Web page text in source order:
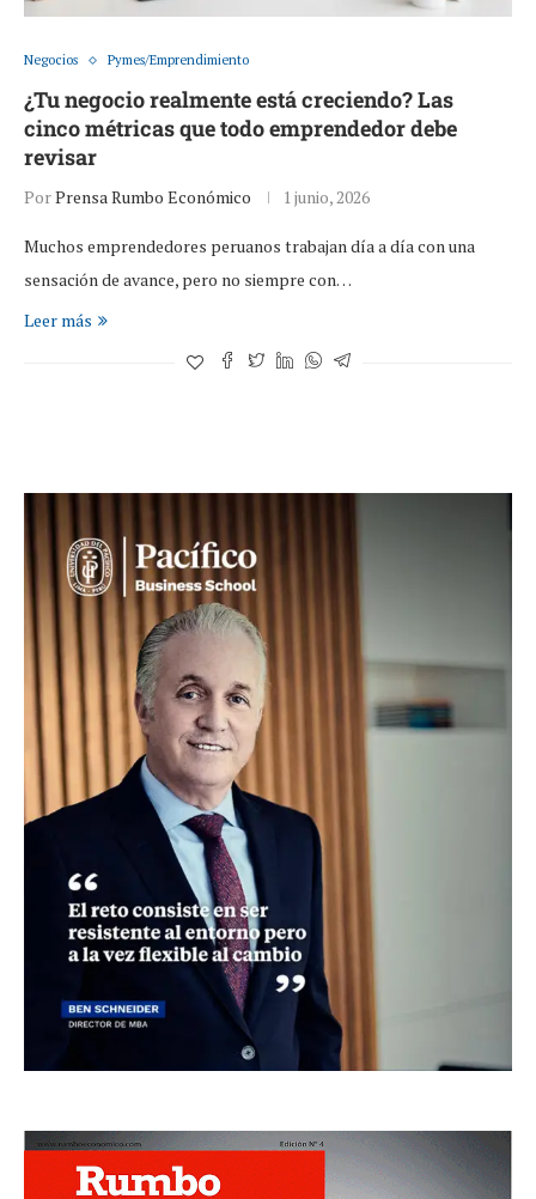
Negocios Pymes/Emprendimiento
¿Tu negocio realmente está creciendo? Las
cinco métricas que todo emprendedor debe
revisar
PorPrensa Rumbo Económico 1 junio, 2026
Muchos emprendedores peruanos trabajan día a día con una
sensación de avance, pero no siempre con…
Leer más